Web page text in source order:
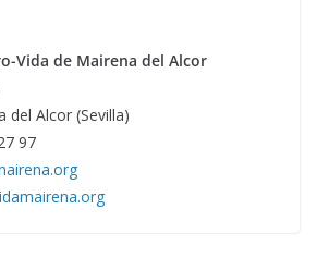
Vida de Mairena del Alcor
del Alcor (Sevilla)
97